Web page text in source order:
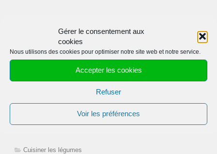
Gérer le consentement aux
cookies
Nous utilisons des cookies pour optimiser notre site web et notre service.
Accepter les cookies
Refuser
Voir les préférences
Cuisiner à la plancha et au brasero
Cuisiner les légumes